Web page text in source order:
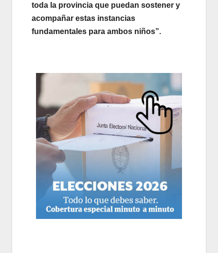
toda la provincia que puedan sostener y
acompañar estas instancias
fundamentales para ambos niños”.